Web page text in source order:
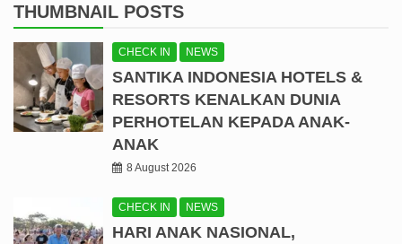
THUMBNAIL POSTS
CHECK IN NEWS
SANTIKA INDONESIA HOTELS &
RESORTS KENALKAN DUNIA
PERHOTELAN KEPADA ANAK-
ANAK
8 August 2026
CHECK IN NEWS
HARI ANAK NASIONAL,